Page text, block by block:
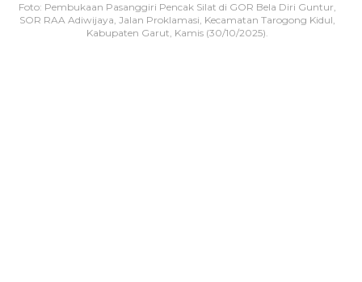
Foto: Pembukaan Pasanggiri Pencak Silat di GOR Bela Diri Guntur,
SOR RAA Adiwijaya, Jalan Proklamasi, Kecamatan Tarogong Kidul,
Kabupaten Garut, Kamis (30/10/2025).